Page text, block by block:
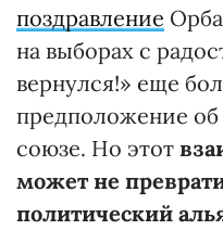
поздравление
на выборах с
вернулся!» еще
предположение
союзе. Но этот
может не
политический